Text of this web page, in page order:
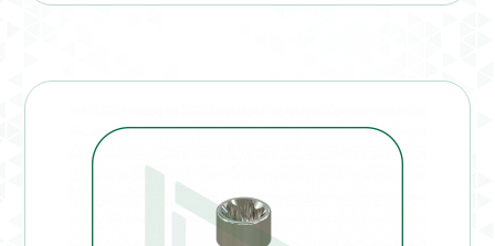
Verification Required
Welcome to DELTA Abutments | Tienda Online!